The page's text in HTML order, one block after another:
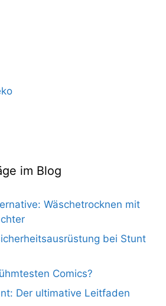
im Blog
Wäschetrocknen mit
bei Stunt
Comics?
Der ultimative Leitfaden